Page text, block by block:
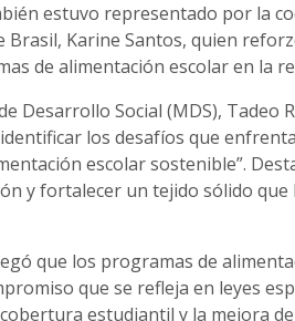
estuvo representado por la
Brasil, Karine Santos, quien
de alimentación escolar en la
Desarrollo Social (MDS), Tadeo
los desafíos que
escolar sostenible”.
y fortalecer un tejido sólido
que los programas de
que se refleja en leyes
estudiantil y la mejora de